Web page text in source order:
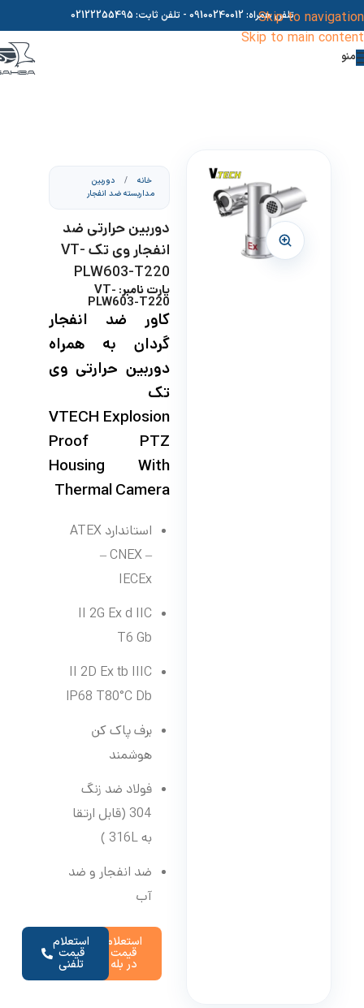
Skip to navigation
Skip to main content
تلفن همراه: 09100240012 - تلفن ثابت: 02122255495
منو
خانه /
دوربین
مداربسته ضد انفجار
دوربین حرارتی ضد
انفجار وی تک VT-
PLW603-T220
پارت نامبر: VT-
PLW603-T220
کاور ضد انفجار
گردان به همراه
دوربین حرارتی وی
تک
VTECH Explosion
Proof PTZ
Housing With
Thermal Camera
استاندارد ATEX
– CNEX –
IECEx
II 2G Ex d IIC
T6 Gb
II 2D Ex tb IIIC
IP68 T80°C Db
برف پاک کن
هوشمند
فولاد ضد زنگ
304 (قابل ارتقا
به 316L )
ضد انفجار و ضد
آب
استعلام
قیمت
در بله
استعلام
قیمت
تلفنی